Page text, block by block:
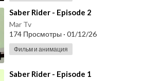
⁣Saber Rider - Episode 2
Mar Tv
174 Просмотры · 01/12/26
Фильм и анимация
⁣Saber Rider - Episode 1